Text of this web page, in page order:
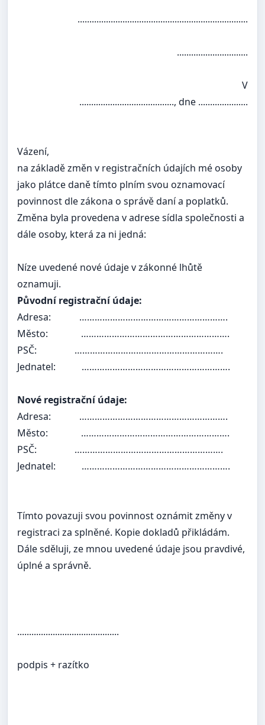
........................................................................
..............................
V
........................................, dne .....................
Vázení,
na základě změn v registračních údajích mé osoby
jako plátce daně tímto plním svou oznamovací
povinnost dle zákona o správě daní a poplatků.
Změna byla provedena v adrese sídla společnosti a
dále osoby, která za ni jedná:
Níze uvedené nové údaje v zákonné lhůtě
oznamuji.
Původní registrační údaje:
Adresa: ………………………………………………….
Město: ………………………………………………….
PSČ: ………………………………………………….
Jednatel: ………………………………………………….
Nové registrační údaje:
Adresa: ………………………………………………….
Město: ………………………………………………….
PSČ: ………………………………………………….
Jednatel: ………………………………………………….
Tímto povazuji svou povinnost oznámit změny v
registraci za splněné. Kopie dokladů přikládám.
Dále sděluji, ze mnou uvedené údaje jsou pravdivé,
úplné a správně.
...........................................
podpis + razítko